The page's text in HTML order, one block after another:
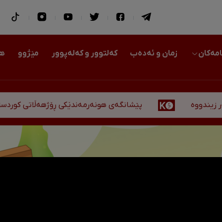
زمان و ئەدەب کەلتوور و کەلەپوور مێژوو
پێشانگەی هونەرمەندێکی ڕۆژهەڵاتی کوردستان لە